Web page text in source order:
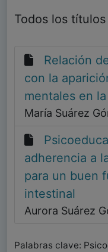
Todos los
Relación
con la
mentales en
María Suárez
adherencia a
para un buen
intestinal
Aurora Suárez
Palabras clave: